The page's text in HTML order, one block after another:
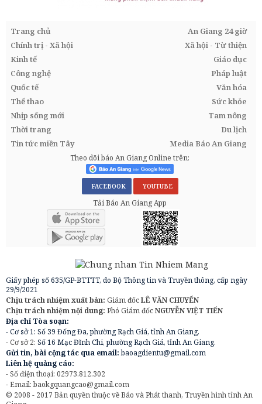
Trang chủ
An Giang 24 giờ
Chính trị - Xã hội
Xã hội - Từ thiện
Kinh tế
Giáo dục
Công nghệ
Pháp luật
Quốc tế
Văn hóa
Thể thao
Sức khỏe
Nhịp sống mới
Tam nông
Thời trang
Du lịch
Tin tức miền Tây
Media Báo An Giang
Theo dõi báo An Giang Online trên:
FACEBOOK YOUTUBE
Tải Báo An Giang App
Giấy phép số 635/GP-BTTTT, do Bộ Thông tin và Truyền thông, cấp ngày
29/9/2021
Chịu trách nhiệm xuất bản: Giám đốcLÊ VĂN CHUYỂN
Chịu trách nhiệm nội dung: Phó Giám đốcNGUYỄN VIỆT TIẾN
Địa chỉ Tòa soạn:
- Cơ sở 1: Số 39 Đống Đa, phường Rạch Giá, tỉnh An Giang.
- Cơ sở 2: Số 16 Mạc Đĩnh Chi, phường Rạch Giá, tỉnh An Giang.
Gửi tin, bài cộng tác qua email:baoagdientu@gmail.com
Liên hệ quảng cáo:
- Số điện thoại: 02973.812.302
- Email:baokgquangcao@gmail.com
© 2008 - 2017 Bản quyền thuộc về Báo và Phát thanh, Truyền hình tỉnh An